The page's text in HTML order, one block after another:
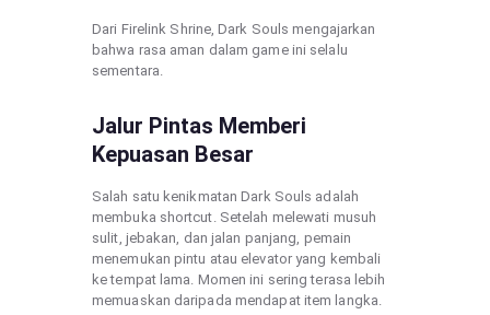
Dari Firelink Shrine, Dark Souls mengajarkan
bahwa rasa aman dalam game ini selalu
sementara.
Jalur Pintas Memberi
Kepuasan Besar
Salah satu kenikmatan Dark Souls adalah
membuka shortcut. Setelah melewati musuh
sulit, jebakan, dan jalan panjang, pemain
menemukan pintu atau elevator yang kembali
ke tempat lama. Momen ini sering terasa lebih
memuaskan daripada mendapat item langka.